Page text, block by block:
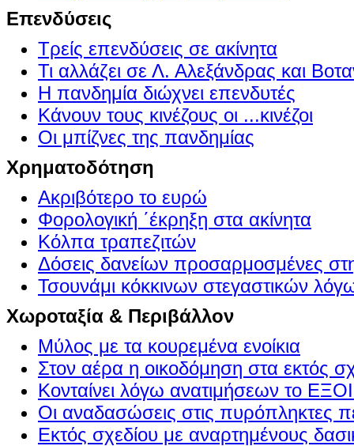
Επενδύσεις
Τρείς επενδύσεις σε ακίνητα
Τι αλλάζει σε Λ. Αλεξάνδρας και
Η πανδημία διώχνει επενδυτές
Κάνουν τους κινέζους οι ...κινέζοι
Οι μπίζνες της πανδημίας
Χρηματοδότηση
Ακριβότερο το ευρώ
Φορολογική ΄έκρηξη στα ακίνητα
Κόλπα τραπεζιτών
Δόσεις δανείων προσαρμοσμένες
Τσουνάμι κόκκινων στεγαστικών
Χωροταξία & Περιβάλλον
Μύλος με τα κουρεμένα ενοίκια
Στον αέρα η οικοδόμηση στα εκτός
Κονταίνει λόγω ανατιμήσεων το
Οι αναδασώσεις στις πυρόπληκτες
Εκτός σχεδίου με αναρτημένους